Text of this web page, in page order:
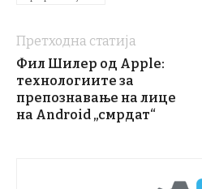
Претходна статија
Фил Шилер од Apple:
технологиите за
препознавање на лице
на Android „смрдат“